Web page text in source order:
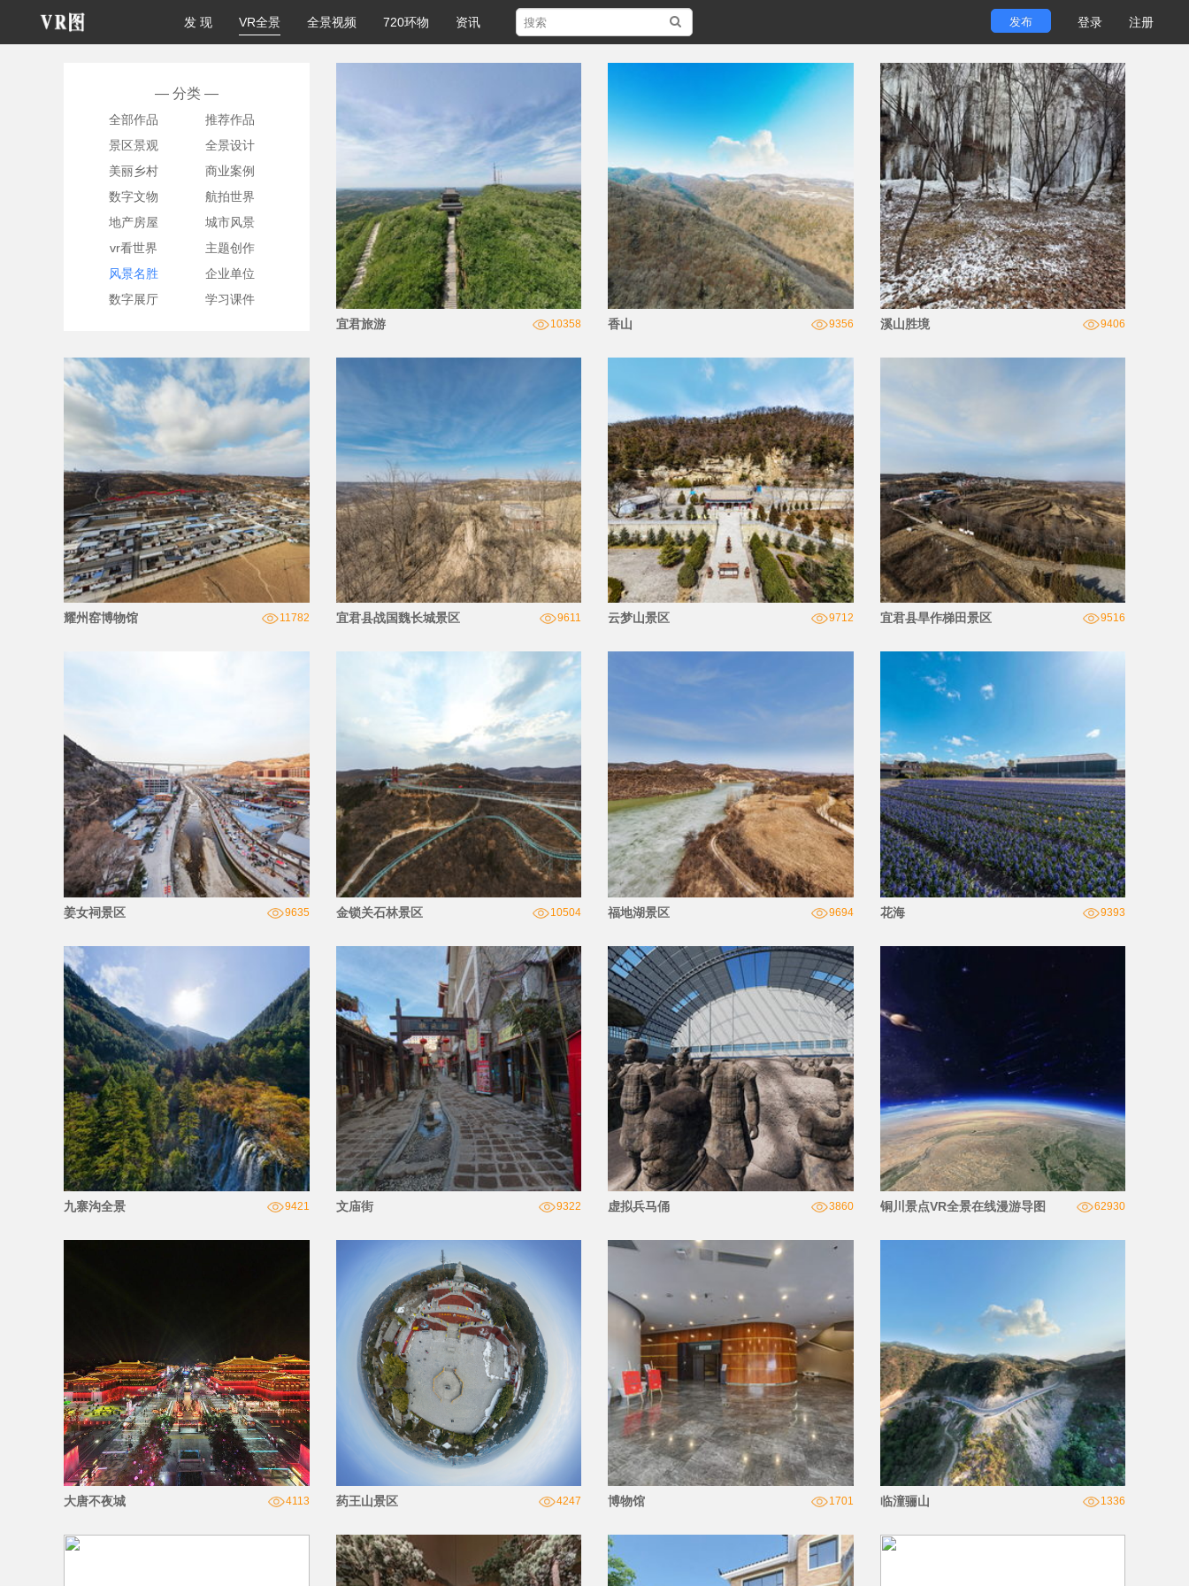
发 现 VR全景 全景视频 720环物 资讯 发布 登录 注册
— 分类 —
全部作品
推荐作品
景区景观
全景设计
美丽乡村
商业案例
数字文物
航拍世界
地产房屋
城市风景
vr看世界
主题创作
风景名胜
企业单位
数字展厅
学习课件
宜君旅游
10358 香山 9356 溪山胜境 9406
耀州窑博物馆 11782 宜君县战国魏长城景区 9611 云梦山景区 9712 宜君县旱作梯田景区 9516
姜女祠景区 9635 金锁关石林景区 10504 福地湖景区 9694 花海 9393
九寨沟全景 9421 文庙街 9322 虚拟兵马俑 3860 铜川景点VR全景在线漫游导图 62930
大唐不夜城 4113 药王山景区 4247 博物馆 1701 临潼骊山 1336